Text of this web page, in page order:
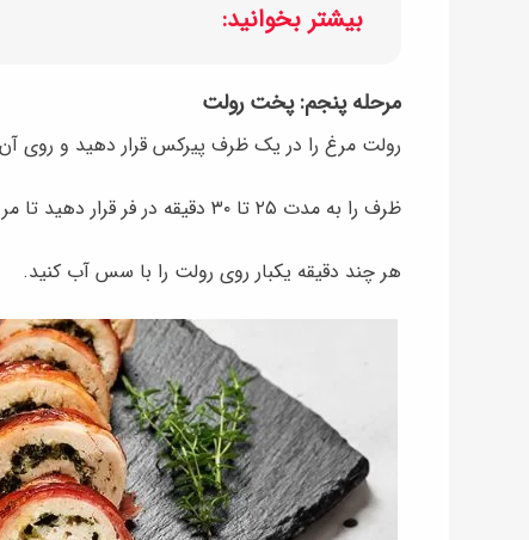
بیشتر بخوانید:
مرحله پنجم: پخت رولت
رولت مرغ را در یک ظرف پیرکس قرار دهید و روی
ظرف را به مدت ۲۵ تا ۳۰ دقیقه در فر قرار دهید تا مرغ کاملا پخته و سس طلایی شود.
هر چند دقیقه یکبار روی رولت را با سس آب کنید.